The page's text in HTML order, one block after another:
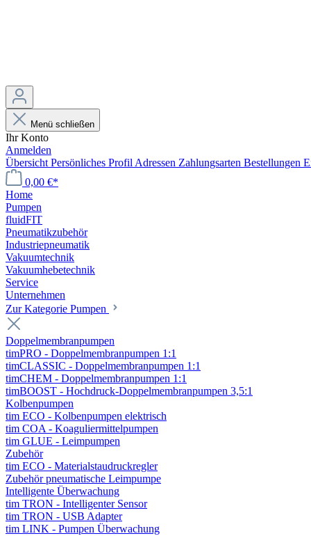
Menü schließen
Ihr Konto
Anmelden
Übersicht Persönliches Profil Adressen Zahlungsarten Bestellungen
0,00 €*
Home
Pumpen
fluidFIT
Pneumatikzubehör
Industriepneumatik
Vakuumtechnik
Vakuumhebetechnik
Service
Unternehmen
Zur Kategorie Pumpen
Doppelmembranpumpen
timPRO - Doppelmembranpumpen 1:1
timCLASSIC - Doppelmembranpumpen 1:1
timCHEM - Doppelmembranpumpen 1:1
timBOOST - Hochdruck-Doppelmembranpumpen 3,5:1
Kolbenpumpen
tim ECO - Kolbenpumpen elektrisch
tim COA - Koaguliermittelpumpen
tim GLUE - Leimpumpen
Zubehör
tim ECO - Materialstaudruckregler
Zubehör pneumatische Leimpumpe
Intelligente Überwachung
tim TRON - Intelligenter Sensor
tim TRON - USB Adapter
tim LINK - Pumpen Überwachung